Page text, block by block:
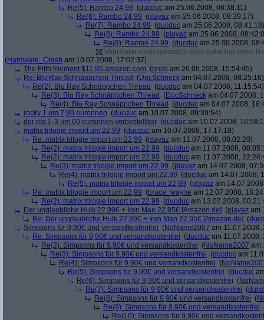
Re(5): Rambo 24,99 (ducduc am 25.06.2008, 08:38:11)
Re(6): Rambo 24,99 (playaz am 25.06.2008, 08:39:17)
Re(7): Rambo 24,99 (ducduc am 25.06.2008, 08:41:18)
Re(8): Rambo 24,99 (playaz am 25.06.2008,
Re(9): Rambo 24,99 (ducduc am 25.06.2008,
Vom Autor zurückgezogen oder Autor hat seine
(Hardware_Crash am 10.07.2008, 17:02:37)
The Fifth Element $11.95 amazon.com (brösl am 26.06.2008, 15:54:45)
Re: Blu Ray Schnäppchen Thread (DocSchneck am 04.07.2008, 08:25:16)
Re(2): Blu Ray Schnäppchen Thread (ducduc am 04.07.2008, 11:15:54)
Re(3): Blu Ray Schnäppchen Thread (DocSchneck am 04.07.2008,
Re(4): Blu Ray Schnäppchen Thread (ducduc am 04.07.2008,
rocky 1 um 7,90 euronnen (ducduc am 10.07.2008, 09:39:54)
der pat 1-3 um 60 euronnen vorbestellbar (ducduc am 10.07.2008,
matrix trilogie import um 22,99 (ducduc am 10.07.2008, 17:17:18)
Re: matrix trilogie import um 22,99 (playaz am 11.07.2008, 08:02:20)
Re(2): matrix trilogie import um 22,99 (ducduc am 11.07.2008,
Re(2): matrix trilogie import um 22,99 (ducduc am 11.07.2008,
Re(3): matrix trilogie import um 22,99 (playaz am 14.07.2008,
Re(4): matrix trilogie import um 22,99 (ducduc am 14.07.2008,
Re(5): matrix trilogie import um 22,99 (playaz am
Re: matrix trilogie import um 22,99 (bruce_wayne am 12.07.2008,
Re(2): matrix trilogie import um 22,99 (ducduc am 13.07.2008,
Der unglaubliche Hulk 22,99€ + Iron Man 22,95€ [Amazon.de] (playaz am
Re: Der unglaubliche Hulk 22,99€ + Iron Man 22,95€ [Amazon.de] (
Simpsons für 9,90€ und versandkostenfrei (NoName2007 am 11.07.2008,
Re: Simpsons für 9,90€ und versandkostenfrei (ducduc am 11.07.2008,
Re(2): Simpsons für 9,90€ und versandkostenfrei (NoName2007 am
Re(3): Simpsons für 9,90€ und versandkostenfrei (ducduc am
Re(4): Simpsons für 9,90€ und versandkostenfrei (
Re(5): Simpsons für 9,90€ und versandkostenfrei (ducduc
Re(6): Simpsons für 9,90€ und versandkostenfrei (
Re(7): Simpsons für 9,90€ und versandkostenfrei (
Re(8): Simpsons für 9,90€ und versandkostenfrei (
Re(9): Simpsons für 9,90€ und versandkostenfrei
Re(10): Simpsons für 9,90€ und